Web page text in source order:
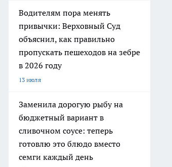
Водителям пора менять
привычки: Верховный Суд
объяснил, как правильно
пропускать пешеходов на зебре
в 2026 году
13 июля
Заменила дорогую рыбу на
бюджетный вариант в
сливочном соусе: теперь
готовлю это блюдо вместо
семги каждый день